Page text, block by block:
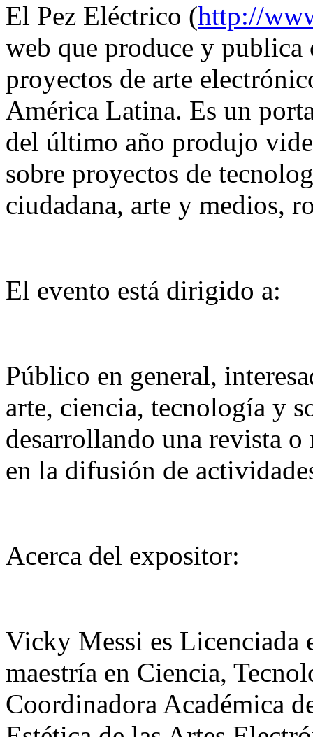
El Pez Eléctrico (http://
web que produce y
proyectos de arte
América Latina. Es un
del último año produjo
sobre proyectos de
ciudadana, arte y medios,
El evento está dirigido a:
Público en general,
arte, ciencia, tecnología y
desarrollando una revista
en la difusión de
Acerca del expositor:
Vicky Messi es Licenciada
maestría en Ciencia,
Coordinadora Académica